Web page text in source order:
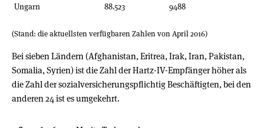
Ungarn
88.523 9488
(Stand: die aktuellsten verfügbaren Zahlen von April 2016)
Bei sieben Ländern (Afghanistan, Eritrea, Irak, Iran, Pakistan,
Somalia, Syrien) ist die Zahl der Hartz-IV-Empfänger höher als
die Zahl der sozialversicherungspflichtig Beschäftigten, bei den
anderen 24 ist es umgekehrt.